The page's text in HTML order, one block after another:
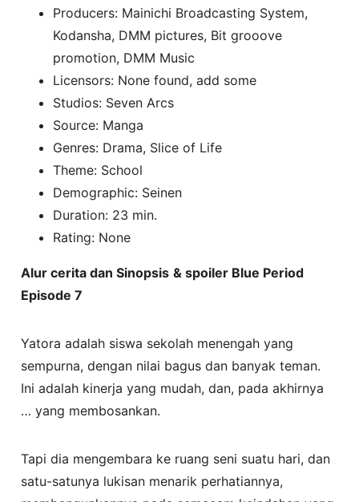
Producers: Mainichi Broadcasting System,
Kodansha, DMM pictures, Bit grooove
promotion, DMM Music
Licensors: None found, add some
Studios: Seven Arcs
Source: Manga
Genres: Drama, Slice of Life
Theme: School
Demographic: Seinen
Duration: 23 min.
Rating: None
Alur cerita dan Sinopsis & spoiler Blue Period
Episode 7
Yatora adalah siswa sekolah menengah yang
sempurna, dengan nilai bagus dan banyak teman.
Ini adalah kinerja yang mudah, dan, pada akhirnya
… yang membosankan.
Tapi dia mengembara ke ruang seni suatu hari, dan
satu-satunya lukisan menarik perhatiannya,